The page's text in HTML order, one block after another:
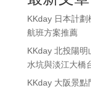
KKday 日本計
航班方案推薦
KKday 北投陽
水坑與淡江大橋
KKday 大阪景